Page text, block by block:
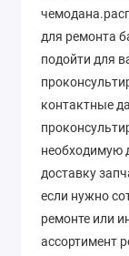
для ремонта
подойти для
контактные
необходимую
доставку
если нужно
ремонте или
ассортимент